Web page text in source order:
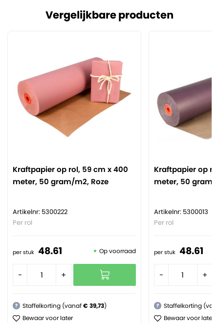
Vergelijkbare producten
Kraftpapier op rol, 59 cm x 400
meter, 50 gram/m2, Roze
Artikelnr: 5300222
Per rol
per stuk 48.61 Op voorraad
- +
? Staffelkorting (vanaf€ 39,73)
Bewaar voor later
Kraftpapier op
meter, 50 gram/
Artikelnr: 5300013
Per rol
per stuk 48.61
- +
?
Staffelkorting
Bewaar voor later